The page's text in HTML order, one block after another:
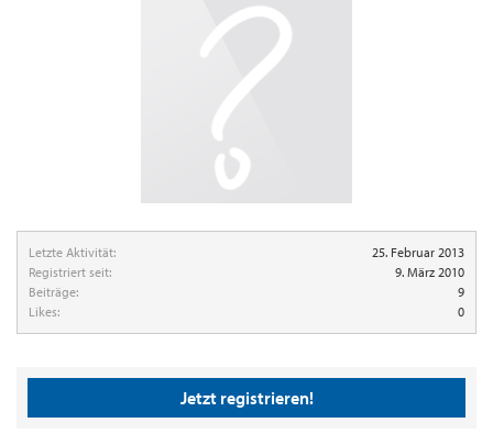
Letzte Aktivität:
25. Februar 2013
Registriert seit:
9. März 2010
Beiträge:
9
Likes:
0
Jetzt registrieren!